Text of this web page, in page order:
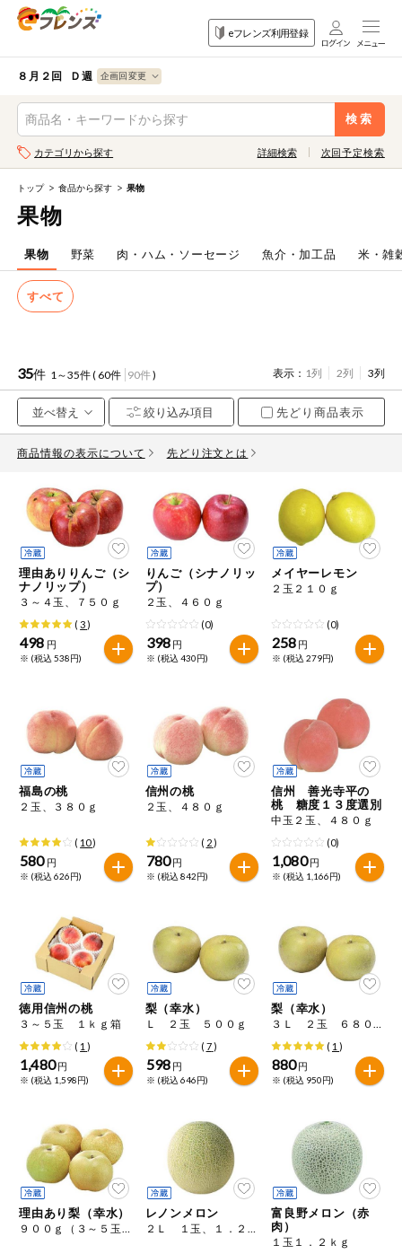
eフレンズ利用登録
ログイン
生協加入はこちら
登録から開始まで
注文番号注文
お気に入り注文
注文履歴注文
WEBカタログ
先着限定から探す
人気カテゴリ
食品から探す
家庭用品から探す
目的から探す
生協独自
自動注文システム登録
自動注文システム登録を確認する
自動注文システム登録を修正する
くらしの定番品（毎週企画）
専門ショップサイト
パルコープ・よどがわ生協のサービス
パルコープ・よどがわ生協の情報サイト
ご利用ガイド
８月２回 Ｄ週
検索
食品
から探す
目的
から探す
果物
野菜
肉・ハム・ソ
ーセージ
魚介・加工品
米・雑穀など
パン・ジャム
豆腐・納豆・
こんにゃく
冷凍食品
ミールキット
など
麺類
レトルト・缶
詰・瓶詰
調味料・だ
し・油・ルー
飲料
酒・ノンアル
コール
切り花・仏花
ティッシュ・
トイレットペ
ーパー
衛生・生理用
品
キッチン用品
洗濯・バス・
トイレ用品
住居・生活用
果物すべて
カテゴリから探す 詳細検索
検索条件を指定してください。全項目に条件を指定しなくて
も検索できます。
キーワード
キーワードをすべて含む
メーカー名
カテゴリ
特価情報
アレルゲン情報
特定原材料と特定原材料に準ずるものが含まれていない商品
を検索できます。
小麦 卵
落花生 えび かに くるみ
特定原材料に準ずるもの
アーモンド あわび いか
カシューナッツ
キウイフルーツ 牛肉 ごま
さけ さば ゼラチン 大豆
鶏肉 バナナ 豚肉
マカダミアナッツ もも やまいも
りんご
アレルゲン情報は、商品企画時の情報のため、ご使用前には
必ず商品パッケージの表示をご確認ください。
特定原材料に準ずるものは、お取引先から情報提供のあった
範囲でのお知らせです。
次回予定検索
トップ 食品から探す 果物
果物
果物 野菜 肉・ハム・ソーセージ 魚介・加工品 米・雑
すべて
35件 1～35件 ( 60件 90件) 表示： 1列 2列 3列
先どり商品表示
商品情報の表示について 先どり注文とは
理由ありりんご（シ
ナノリップ）
３～４玉、７５０ｇ
(3)
498 円
※ (税込 538円)
りんご（シナノリッ
プ）
２玉、４６０ｇ
(0)
398 円
※ (税込 430円)
メイヤーレモン
２玉２１０ｇ
(0)
258 円
※ (税込 279円)
福島の桃
２玉、３８０ｇ
( 10)
580 円
※ (税込 626円)
信州の桃
２玉、４８０ｇ
( 2)
780 円
※ (税込 842円)
信州 善光寺平の
桃 糖度１３度選別
中玉２玉、４８０ｇ
(0)
1,080 円
※ (税込 1,166円)
徳用信州の桃
３～５玉 １ｋｇ箱
( 1 )
1,480 円
※ (税込 1,598円)
梨（幸水）
Ｌ ２玉 ５００ｇ
( 7)
598 円
※ (税込 646円)
梨（幸水）
３Ｌ ２玉 ６８０ｇ
( 1 )
880円
※ (税込 950円)
理由あり梨（幸水）
９００ｇ（３～５玉）
レノンメロン
２Ｌ １玉、１．２ｋｇ
富良野メロン（赤
肉）
１玉１．２ｋｇ